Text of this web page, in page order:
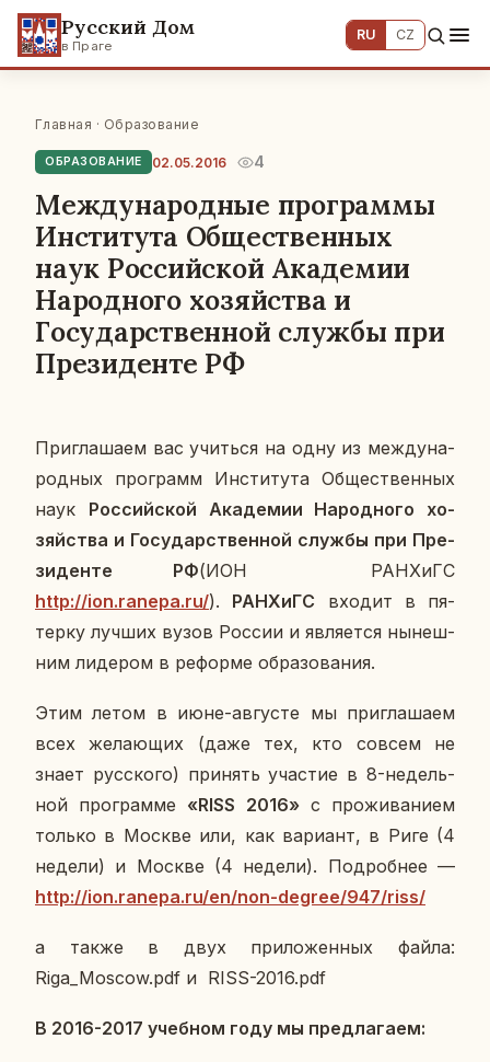
Русский Дом
в Праге
RU CZ
Главная · Образование
ОБРАЗОВАНИЕ 02.05.2016 4
Международные программы
Института Общественных
наук Российской Академии
Народного хозяйства и
Государственной службы при
Президенте РФ
При­гла­ша­ем вас учить­ся на одну из меж­ду­на­
род­ных про­грамм Ин­сти­ту­та Об­ще­ствен­ных
наук Рос­сий­ской Ака­де­мии На­род­но­го хо­
зяй­ства и Го­су­дар­ствен­ной службы при Пре­
зи­ден­те РФ(ИОН РАН­ХиГС
http://ion.ranepa.ru/). РАН­ХиГС входит в пя­
тер­ку лучших вузов России и яв­ля­ет­ся ны­неш­
ним ли­де­ром в ре­фор­ме об­ра­зо­ва­ния.
Этим летом в июне-ав­гу­сте мы при­гла­ша­ем
всех же­ла­ю­щих (даже тех, кто совсем не
знает рус­ско­го) при­нять уча­стие в 8-недель­
ной про­грам­ме «RISS 2016»с про­жи­ва­ни­ем
только в Москве или, как ва­ри­ант, в Риге (4
недели) и Москве (4 недели). По­дроб­нее —
http://ion.ranepa.ru/en/non-degree/947/riss/
а также в двух при­ло­жен­ных файла:
Riga_Moscow.pdf и RISS-2016.pdf
В 2016-2017 учеб­ном году мы пред­ла­га­ем: